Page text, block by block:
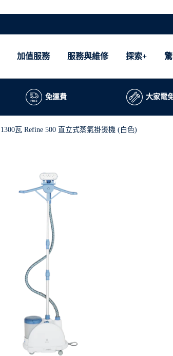
加值服務 服務與維修 探索+
免運費 大家電
1300瓦 Refine 500 直立式蒸氣掛燙機 (白色)